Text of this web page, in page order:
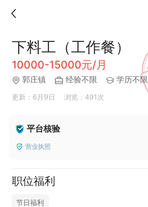
下料工（工作餐）
10000-15000元/月
郭庄镇 经验不限 学历不限
更新：6月9日 浏览：491次
平台核验
营业执照
职位福利
节日福利